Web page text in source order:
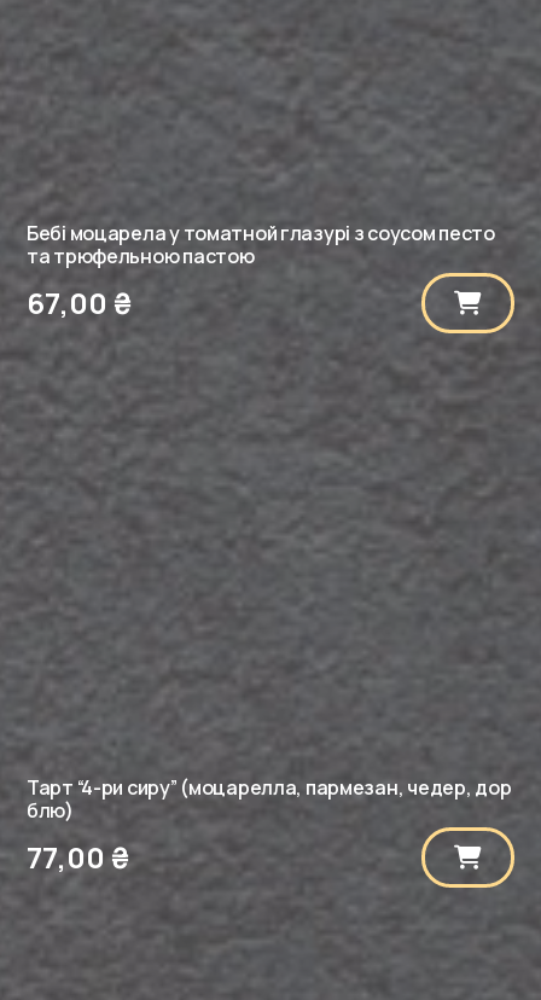
Бебі моцарела у томатной глазурі з соусом песто
та трюфельною пастою
67,00 ₴
Тарт “4-ри сиру” (моцарелла, пармезан, чедер, дор
блю)
77,00₴